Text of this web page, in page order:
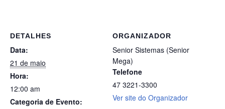
DETALHES
Data:
21 de maio
Hora:
12:00 am
Categoria de Evento:
ORGANIZADOR
Senior Sistemas (Senior
Mega)
Telefone
47 3221-3300
Ver site do Organizador